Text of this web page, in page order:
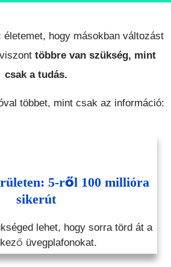
életemet, hogy másokban változást
többre van szükség, mint
csak a tudás.
többet, mint csak az információ:
5-ről 100 millióra
sikerút
lehet, hogy sorra törd át a
üvegplafonokat.